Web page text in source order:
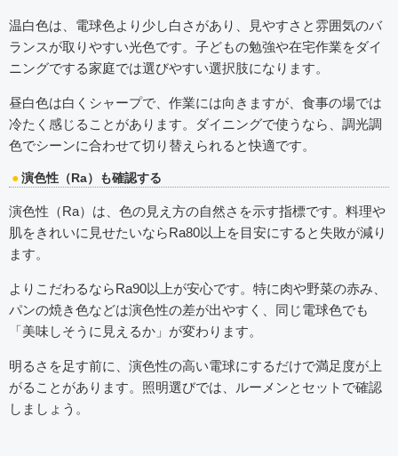
温白色は、電球色より少し白さがあり、見やすさと雰囲気のバ
ランスが取りやすい光色です。子どもの勉強や在宅作業をダイ
ニングでする家庭では選びやすい選択肢になります。
昼白色は白くシャープで、作業には向きますが、食事の場では
冷たく感じることがあります。ダイニングで使うなら、調光調
色でシーンに合わせて切り替えられると快適です。
演色性（Ra）も確認する
演色性（Ra）は、色の見え方の自然さを示す指標です。料理や
肌をきれいに見せたいならRa80以上を目安にすると失敗が減り
ます。
よりこだわるならRa90以上が安心です。特に肉や野菜の赤み、
パンの焼き色などは演色性の差が出やすく、同じ電球色でも
「美味しそうに見えるか」が変わります。
明るさを足す前に、演色性の高い電球にするだけで満足度が上
がることがあります。照明選びでは、ルーメンとセットで確認
しましょう。